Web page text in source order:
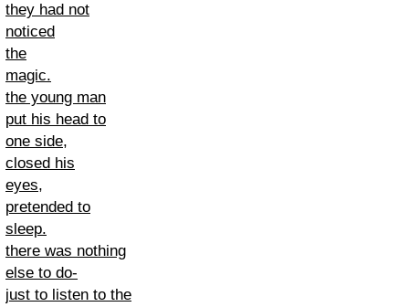
they had not
noticed
the
magic.
the young man
put his head to
one side,
closed his
eyes,
pretended to
sleep.
there was nothing
else to do-
just to listen to the